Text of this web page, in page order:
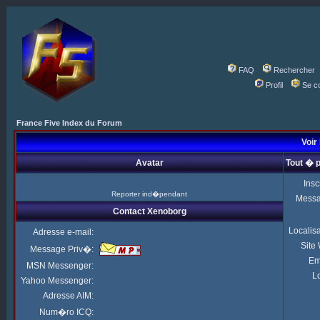
FAQ
Rechercher
Profil
Se
France Five Index du Forum
Voir
Avatar Tout �
Reporter ind�pendant
Site
Contact Xenoborg
Adresse e-mail:
Message Priv�:
MSN Messenger:
Yahoo Messenger:
Adresse AIM:
Num�ro ICQ: